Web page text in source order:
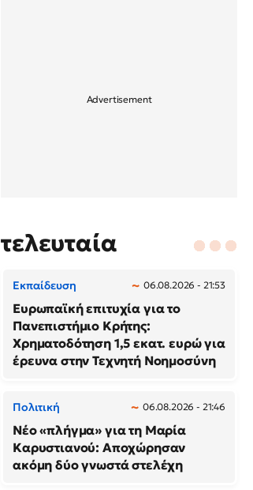
τελευταία
Εκπαίδευση 06.08.2026 - 21:53
Ευρωπαϊκή επιτυχία για το
Πανεπιστήμιο Κρήτης:
Χρηματοδότηση 1,5 εκατ. ευρώ για
έρευνα στην Τεχνητή Νοημοσύνη
Πολιτική 06.08.2026 - 21:46
Νέο «πλήγμα» για τη Μαρία
Καρυστιανού: Αποχώρησαν
ακόμη δύο γνωστά στελέχη